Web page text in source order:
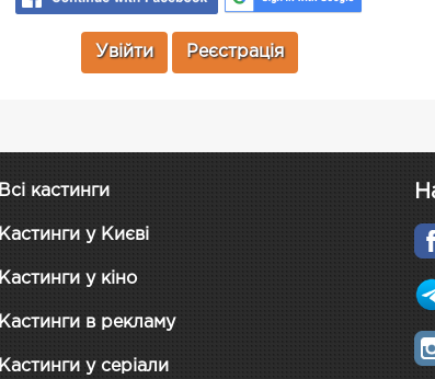
Увійти Реєстрація
Всі кастинги
Кастинги у Києві
Кастинги у кіно
Кастинги в рекламу
Кастинги у серіали